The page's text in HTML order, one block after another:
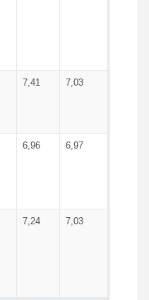
7,41 7,03
6,96 6,97
7,24 7,03